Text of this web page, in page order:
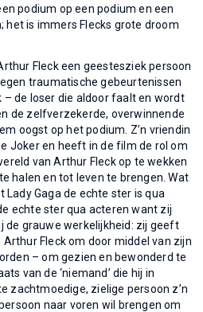
podium op een podium en een
het is immers Flecks grote droom
Fleck een geestesziek persoon
traumatische gebeurtenissen
– de loser die aldoor faalt en wordt
de zelfverzekerde, overwinnende
oogst op het podium. Z’n vriendin
Joker en heeft in de film de rol om
van Arthur Fleck op te wekken
halen en tot leven te brengen. Wat
Gaga de echte ster is qua
echte ster qua acteren want zij
de grauwe werkelijkheid: zij geeft
Fleck om door middel van zijn
– om gezien en bewonderd te
van de ‘niemand’ die hij in
zachtmoedige, zielige persoon z’n
naar voren wil brengen om